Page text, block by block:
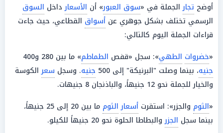
أوضح تجارالجملة في «سوق العبور» أن الأسعارداخل السوق
الرسمي تختلف بشكل جوهري عن أسواق القطاعي، حيث جاءت
قراءات الجملة اليوم كالتالي:
«خضروات الطهي»: سجل «قفص الطماطم» ما بين 280 و400
جنيه، بينما وصلت "البرنيكة" إلى 500 جنيه. وسجل سعرالكوسة
والخيار للجملة نحو 12 جنيهاً، والباذنجان 8 جنيهات.
«الثوم والجزر»: استقرت أسعار الثوم
ما بين 20 إلى 25 جنيهاً،
بينما سجل الجزروالبطاطا الحلوة نحو 20 جنيهاً للكيلو.